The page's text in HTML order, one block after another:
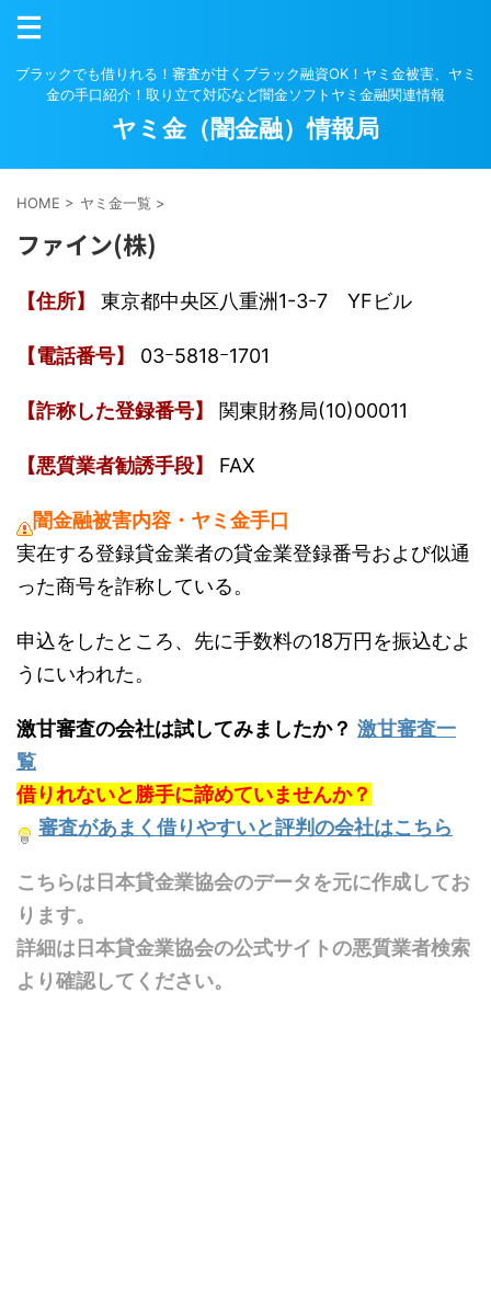
ブラックでも借りれる！審査が甘くブラック融資OK！ヤミ金被害、ヤミ
金の手口紹介！取り立て対応など闇金ソフトヤミ金融関連情報
ヤミ金（闇金融）情報局
HOME > ヤミ金一覧 >
ファイン(株)
【住所】 東京都中央区八重洲1-3-7 YFビル
【電話番号】 03ｰ5818ｰ1701
【詐称した登録番号】 関東財務局(10)00011
【悪質業者勧誘手段】 FAX
闇金融被害内容・ヤミ金手口
実在する登録貸金業者の貸金業登録番号および似通
った商号を詐称している。
申込をしたところ、先に手数料の18万円を振込むよ
うにいわれた。
激甘審査の会社は試してみましたか？ 激甘審査一
覧
借りれないと勝手に諦めていませんか？
審査があまく借りやすいと評判の会社はこちら
こちらは日本貸金業協会のデータを元に作成してお
ります。
詳細は日本貸金業協会の公式サイトの悪質業者検索
より確認してください。